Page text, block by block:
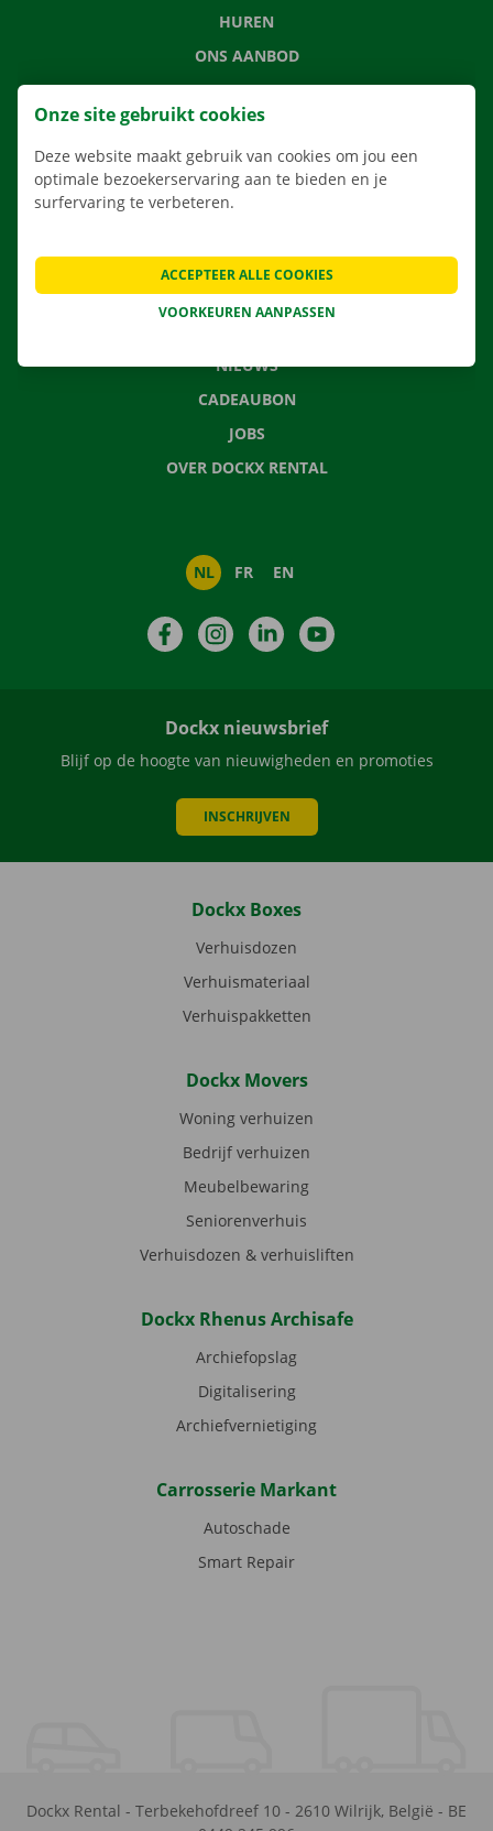
HUREN
ONS AANBOD
ONZE DIENSTEN
LOCATIES
APP
VERHUISOPLOSSINGEN
CONTACTEER ONS
NIEUWS
CADEAUBON
JOBS
OVER DOCKX RENTAL
NL FR EN
FacebookInstagramLinkedIn
Dockx nieuwsbrief
Blijf op de hoogte van nieuwigheden en promoties
INSCHRIJVEN
Dockx Boxes
Verhuisdozen
Verhuismateriaal
Verhuispakketten
Dockx Movers
Woning verhuizen
Bedrijf verhuizen
Meubelbewaring
Seniorenverhuis
Verhuisdozen & verhuisliften
Dockx Rhenus Archisafe
Archiefopslag
Digitalisering
Archiefvernietiging
Carrosserie Markant
Autoschade
Smart Repair
Dockx Rental - Terbekehofdreef 10 - 2610 Wilrijk, België - BE
Onze site gebruikt cookies
Deze website maakt gebruik van cookies om jou een
optimale bezoekerservaring aan te bieden en je
surfervaring te verbeteren.
VOORKEUREN AANPASSEN
ACCEPTEER ALLE COOKIES